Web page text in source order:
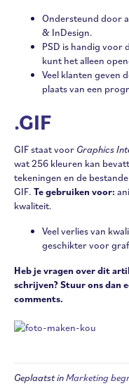
Ondersteund door
& InDesign.
PSD is handig voor
kunt het alleen
Veel klanten geven
plaats van een
.GIF
GIF staat voor Graphics
wat 256 kleuren kan
tekeningen en de
GIF. Te gebruiken voor:
kwaliteit.
Veel verlies van
geschikter voor
Heb je vragen over dit
schrijven? Stuur ons dan
comments.
Geplaatst inMarketing